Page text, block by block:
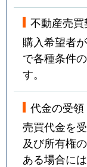
並木
並木
並木
並木
並木
並木
不動産売買
購入希望者
で各種条件
す。
代金の受
売買代金を
及び所有権
ある場合に